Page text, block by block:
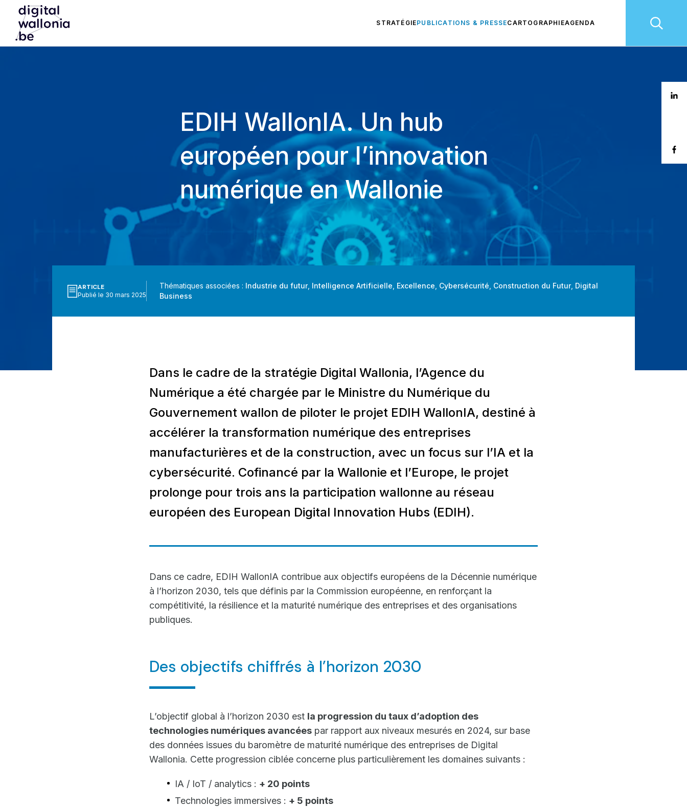
STRATÉGIEPUBLICATIONS & PRESSECARTOGRAPHIEAGENDA
EDIH WallonIA. Un hub
européen pour l’innovation
numérique en Wallonie
ARTICLE
Publié le 30 mars 2025
Thématiques associées : Industrie du futur, Intelligence Artificielle Excellence Cybersécurité Construction du Futur, Digital
Business
Dans le cadre de la stratégie Digital Wallonia, l’Agence du
Numérique a été chargée par le Ministre du Numérique du
Gouvernement wallon de piloter le projet EDIH WallonIA, destiné à
accélérer la transformation numérique des entreprises
manufacturières et de la construction, avec un focus sur l’IA et la
cybersécurité. Cofinancé par la Wallonie et l’Europe, le projet
prolonge pour trois ans la participation wallonne au réseau
européen des European Digital Innovation Hubs (EDIH).
Dans ce cadre, EDIH WallonIA contribue aux objectifs européens de la Décennie numérique
à l’horizon 2030, tels que définis par la Commission européenne, en renforçant la
compétitivité, la résilience et la maturité numérique des entreprises et des organisations
publiques.
Des objectifs chiffrés à l’horizon 2030
L’objectif global à l’horizon 2030 est la progression du taux d’adoption des
technologies numériques avancées par rapport aux niveaux mesurés en 2024, sur base
des données issues du baromètre de maturité numérique des entreprises de Digital
Wallonia. Cette progression ciblée concerne plus particulièrement les domaines suivants :
IA / IoT / analytics : + 20 points
Technologies immersives : + 5 points